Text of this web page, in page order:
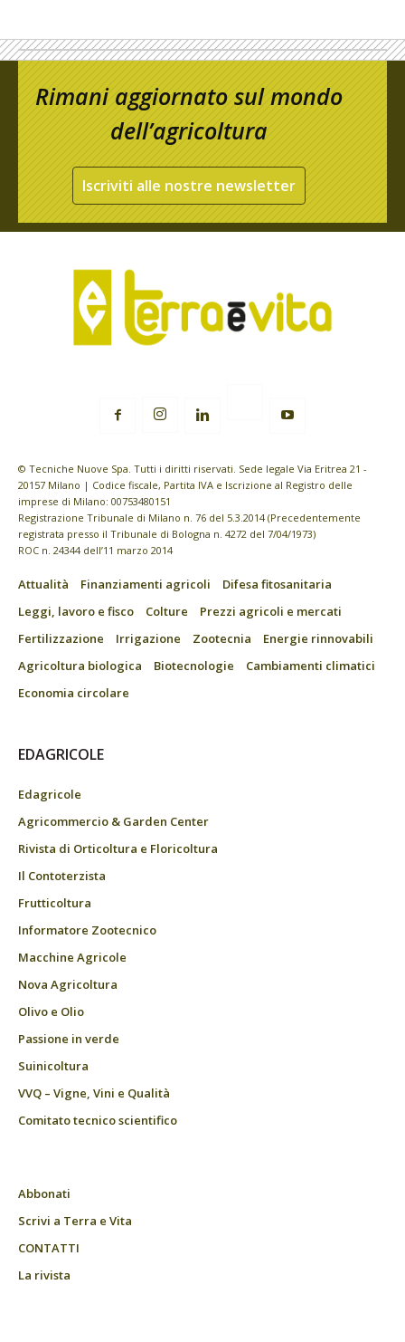
Rimani aggiornato sul mondo
dell’agricoltura
Iscriviti alle nostre newsletter
© Tecniche Nuove Spa. Tutti i diritti riservati. Sede legale Via Eritrea 21 -
20157 Milano | Codice fiscale, Partita IVA e Iscrizione al Registro delle
imprese di Milano: 00753480151
Registrazione Tribunale di Milano n. 76 del 5.3.2014 (Precedentemente
registrata presso il Tribunale di Bologna n. 4272 del 7/04/1973)
ROC n. 24344 dell’11 marzo 2014
Attualità Finanziamenti agricoli
Difesa fitosanitaria
Leggi, lavoro e fisco
Colture
Prezzi agricoli e mercati
Fertilizzazione
Irrigazione Zootecnia
Energie rinnovabili
Agricoltura biologica
Biotecnologie
Cambiamenti climatici
Economia circolare
EDAGRICOLE
Edagricole
Agricommercio & Garden Center
Rivista di Orticoltura e Floricoltura
Il Contoterzista
Frutticoltura
Informatore Zootecnico
Macchine Agricole
Nova Agricoltura
Olivo e Olio
Passione in verde
Suinicoltura
VVQ – Vigne, Vini e Qualità
Comitato tecnico scientifico
Abbonati
Scrivi a Terra e Vita
CONTATTI
La rivista